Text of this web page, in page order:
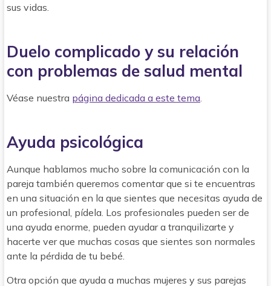
sus vidas.
Duelo complicado y su relación
con problemas de salud mental
Véase nuestra página dedicada a este tema.
Ayuda psicológica
Aunque hablamos mucho sobre la comunicación con la
pareja también queremos comentar que si te encuentras
en una situación en la que sientes que necesitas ayuda de
un profesional, pídela. Los profesionales pueden ser de
una ayuda enorme, pueden ayudar a tranquilizarte y
hacerte ver que muchas cosas que sientes son normales
ante la pérdida de tu bebé.
Otra opción que ayuda a muchas mujeres y sus parejas